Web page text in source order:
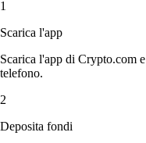
1
Scarica l'app
Scarica l'app di Crypto.com
telefono.
2
Deposita fondi